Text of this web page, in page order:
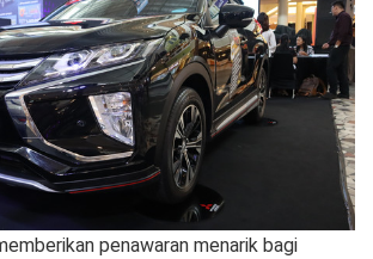
penawaran menarik bagi